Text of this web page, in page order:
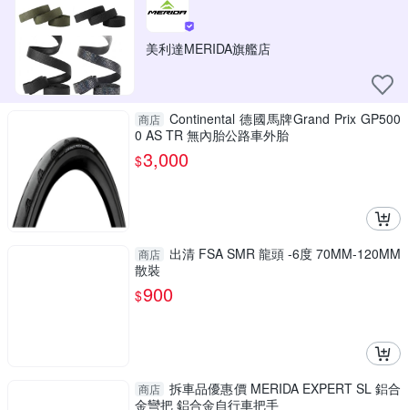
美利達MERIDA旗艦店
商店 Continental 德國馬牌Grand Prix GP500
0 AS TR 無內胎公路車外胎
$3,000
商店
出清 FSA SMR 龍頭 -6度 70MM-120MM
散裝
$900
商店 拆車品優惠價 MERIDA EXPERT SL 鋁合
金彎把 鋁合金自行車把手